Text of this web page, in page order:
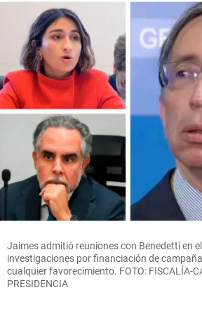
Jaimes admitió reuniones con Benedetti en
investigaciones por financiación de
cualquier favorecimiento. FOTO: FISCALÍA-
PRESIDENCIA